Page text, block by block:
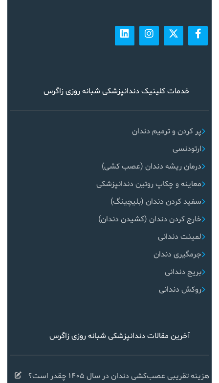
خدمات کلینیک دندانپزشکی شبانه روزی زاگرس
پر کردن و ترمیم دندان
ارتودنسی
درمان ریشه دندان (عصب کشی)
معاینه و چکاپ روتین دندانپزشکی
سفید کردن دندان (بلیچینگ)
خارج کردن دندان (کشیدن دندان)
لمینت دندانی
جرمگیری دندان
بریج دندانی
روکش دندانی
آخرین مقالات دندانپزشکی شبانه روزی زاگرس
هزینه تقریبی عصب‌کشی دندان در سال ۱۴۰۵ چقدر است؟